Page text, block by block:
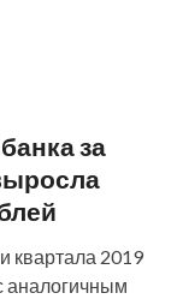
за
квартала 2019
аналогичным